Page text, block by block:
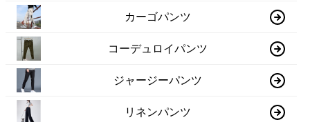
カーゴパンツ
コーデュロイパンツ
ジャージーパンツ
リネンパンツ